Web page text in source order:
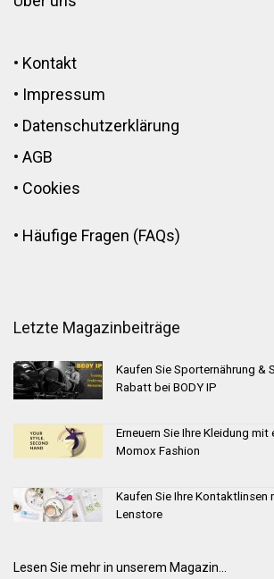
• Kontakt
• Impressum
• Datenschutzerklärung
• AGB
• Cookies
• Häufige Fragen (FAQs)
Letzte Magazinbeiträge
Kaufen Sie Sporternährung &
Rabatt bei BODY IP
Erneuern Sie Ihre Kleidung
Momox Fashion
Kaufen Sie Ihre Kontaktlinsen
Lenstore
Lesen Sie mehr in unserem Magazin...